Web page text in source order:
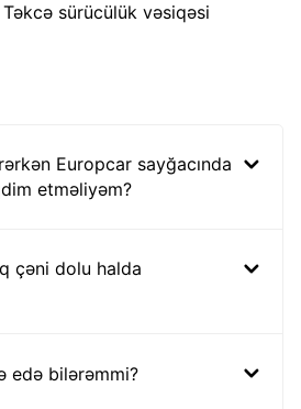
sürücülük vəsiqəsi
Europcar sayğacında
etməliyəm?
çəni dolu halda
edə bilərəmmi?